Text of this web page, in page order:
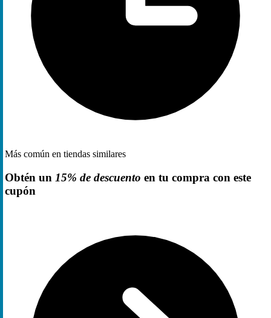
Más común en tiendas similares
Obtén un 15% de descuento en tu compra con este
cupón